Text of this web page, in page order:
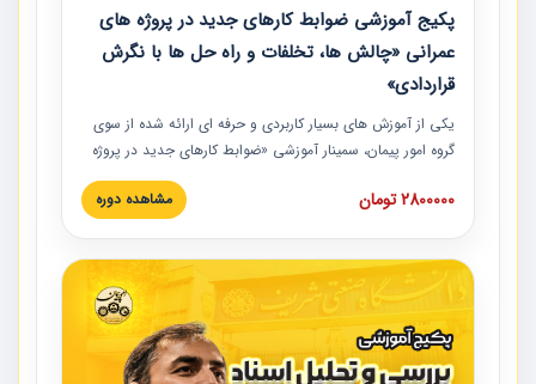
پکیج آموزشی ضوابط کارهای جدید در پروژه های
عمرانی «چالش ها، تخلفات و راه حل ها با نگرش
قراردادی»
یکی از آموزش‏‏‏‏‏‏ های بسیار کاربردی و حرفه‏ ای ارائه شده از سوی
گروه امور پیمان، سمینار آموزشی «ضوابط کارهای جدید در پروژه
های عمرانی» چالش ها، تخلفات و راه حل ها با نگرش قراردادی
است که در محل سندیکای شرکت های ساختمانی کشور ارائه شد.
مدارک پیمان به همراه تجربیات عملی ارائه شده است.
2800000 تومان مشاهده دوره